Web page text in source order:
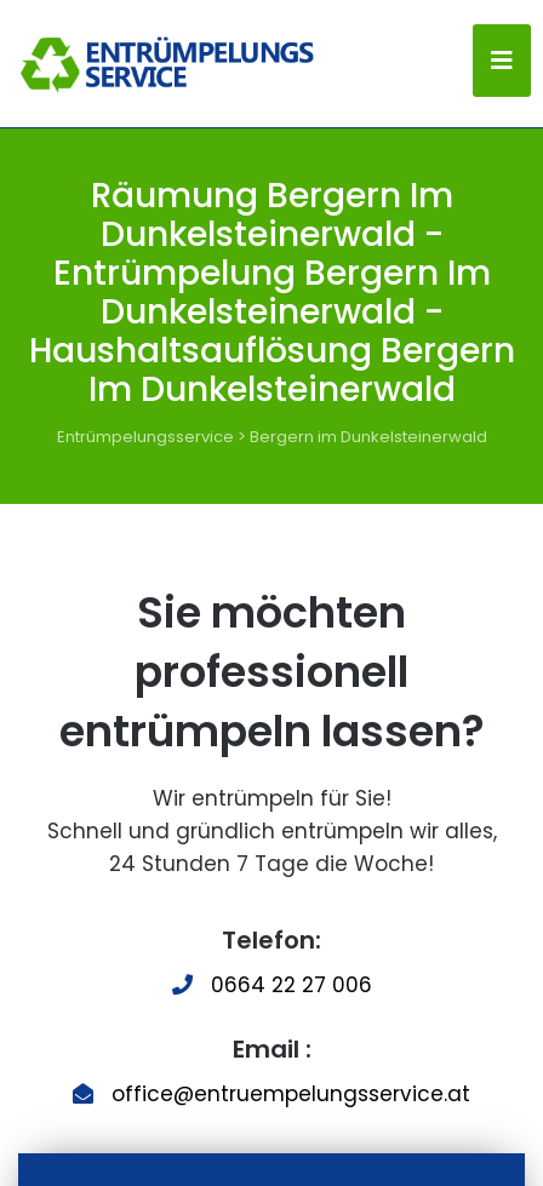
Räumung Bergern Im
Dunkelsteinerwald -
Entrümpelung Bergern Im
Dunkelsteinerwald -
Haushaltsauflösung Bergern
Im Dunkelsteinerwald
Entrümpelungsservice > Bergern im Dunkelsteinerwald
Sie möchten
professionell
entrümpeln lassen?
Wir entrümpeln für Sie!
Schnell und gründlich entrümpeln wir alles,
24 Stunden 7 Tage die Woche!
Telefon:
0664 22 27 006
Email :
office@entruempelungsservice.at